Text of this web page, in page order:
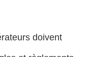
doivent